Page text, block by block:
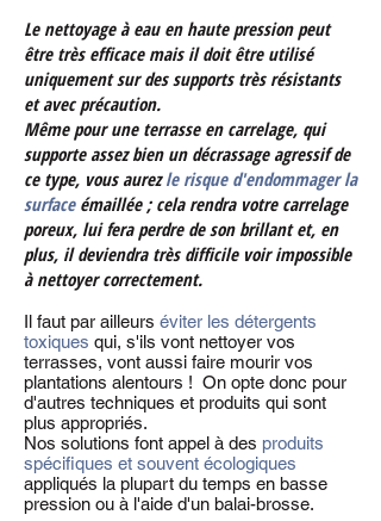
Le nettoyage à eau en haute pression peut
être très efficacemais il doit être utilisé
uniquement sur des supports très résistants
et avec précaution.
Même pour une terrasse en carrelage, qui
supporte assez bien un décrassage agressif de
ce type, vous aurezle risque d'endommager la
surfaceémaillée ; cela rendra votre carrelage
poreux, lui fera perdre de son brillant et, en
plus, il deviendra très difficile voir impossible
à nettoyer correctement.
Il faut par ailleurs éviter les détergents
toxiques qui, s'ils vont nettoyer vos
terrasses, vont aussi faire mourir vos
plantations alentours ! On opte donc pour
d'autres techniques et produits qui sont
plus appropriés.
Nos solutions font appel à des produits
spécifiques et souvent écologiques
appliqués la plupart du temps en basse
pression ou à l'aide d'un balai-brosse.